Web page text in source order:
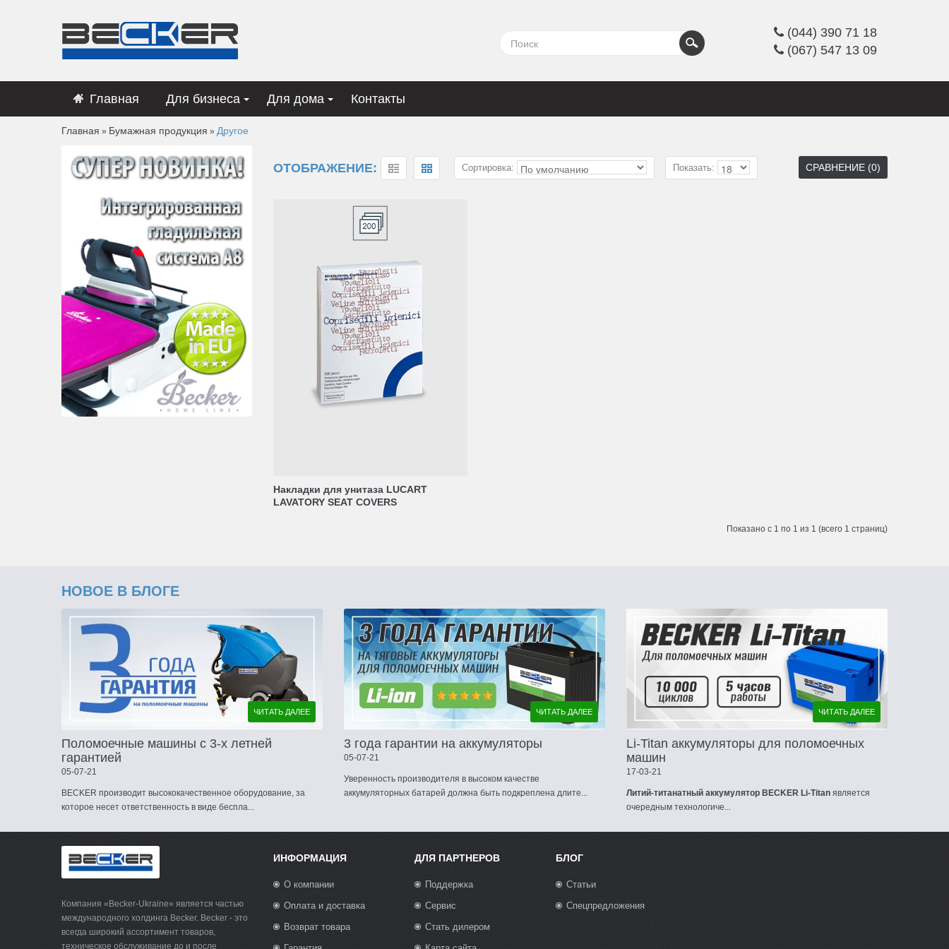
(044) 390 71 18
(067) 547 13 09
Главная Для бизнеса Для дома Контакты
Главная » Бумажная продукция » Другое
ОТОБРАЖЕНИЕ: Сортировка: Показать: СРАВНЕНИЕ (0)
Накладки для унитаза LUCART
LAVATORY SEAT COVERS
Показано с 1 по 1 из 1 (всего 1 страниц)
НОВОЕ В БЛОГЕ
ЧИТАТЬ ДАЛЕЕ
Поломоечные машины с 3-х летней
гарантией
05-07-21
BECKER производит высококачественное оборудование, за
которое несет ответственность в виде беспла...
ЧИТАТЬ ДАЛЕЕ
3 года гарантии на аккумуляторы
05-07-21
Уверенность производителя в высоком качестве
аккумуляторных батарей должна быть подкреплена длите...
ЧИТАТЬ ДАЛЕЕ
Li-Titan аккумуляторы для поломоечных
машин
17-03-21
Литий-титанатный аккумулятор BECKER Li-Titan является
очередным технологиче...
Компания «Becker-Ukraine» является частью
международного холдинга Becker. Becker - это
всегда широкий ассортимент товаров,
техническое обслуживание до и после
ИНФОРМАЦИЯ
О компании
Оплата и доставка
Возврат товара
ДЛЯ ПАРТНЕРОВ
Поддержка
Сервис
Стать дилером
БЛОГ
Статьи
Спецпредложения